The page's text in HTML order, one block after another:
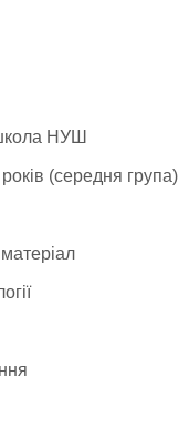
НУШ
років (середня група)